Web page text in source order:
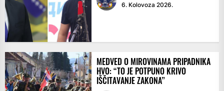
6. Kolovoza 2026.
MEDVED O MIROVINAMA PRIPADNIKA
HVO: “TO JE POTPUNO KRIVO
IŠČITAVANJE ZAKONA”